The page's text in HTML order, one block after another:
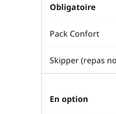
Obligatoire
Pack Confort
Skipper (repas
En option